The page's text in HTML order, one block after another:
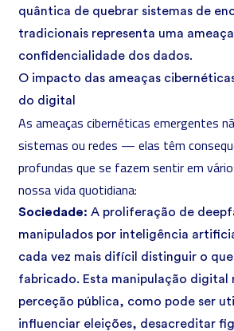
quântica de quebrar sistemas de
tradicionais representa uma
confidencialidade dos dados.
O impacto das ameaças
do digital
As ameaças cibernéticas emergentes
sistemas ou redes — elas têm
profundas que se fazem sentir em
nossa vida quotidiana:
Sociedade: A proliferação de
manipulados por inteligência
cada vez mais difícil distinguir o
fabricado. Esta manipulação digital
perceção pública, como pode ser
influenciar eleições, desacreditar